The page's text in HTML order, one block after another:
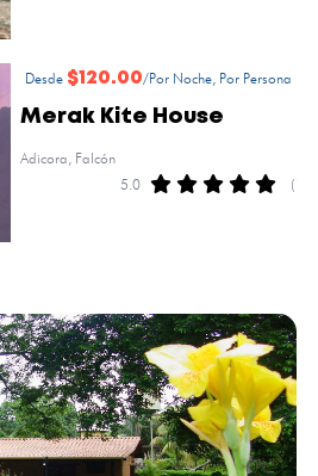
Desde $120.00/Por Noche, Por Persona
Merak Kite House
Adicora, Falcón
5.0
(1)